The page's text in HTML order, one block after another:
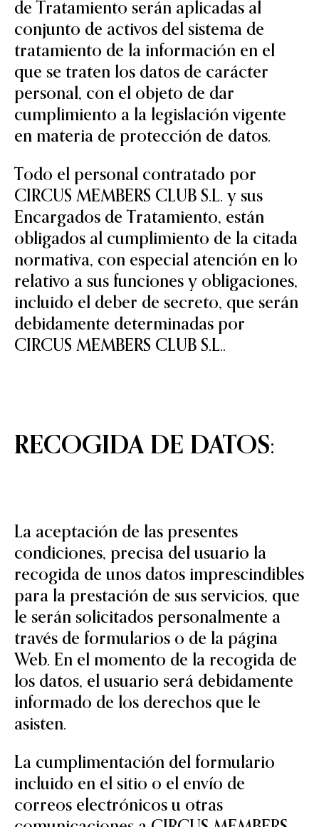
de Tratamiento serán aplicadas al
conjunto de activos del sistema de
tratamiento de la información en el
que se traten los datos de carácter
personal, con el objeto de dar
cumplimiento a la legislación vigente
en materia de protección de datos.
Todo el personal contratado por
CIRCUS MEMBERS CLUB S.L. y sus
Encargados de Tratamiento, están
obligados al cumplimiento de la citada
normativa, con especial atención en lo
relativo a sus funciones y obligaciones,
incluido el deber de secreto, que serán
debidamente determinadas por
CIRCUS MEMBERS CLUB S.L..
RECOGIDA DE DATOS:
La aceptación de las presentes
condiciones, precisa del usuario la
recogida de unos datos imprescindibles
para la prestación de sus servicios, que
le serán solicitados personalmente a
través de formularios o de la página
Web. En el momento de la recogida de
los datos, el usuario será debidamente
informado de los derechos que le
asisten.
La cumplimentación del formulario
incluido en el sitio o el envío de
correos electrónicos u otras